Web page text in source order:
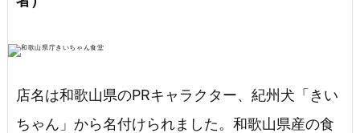
店名は和歌山県のPRキャラクター、紀州犬「きい
ちゃん」から名付けられました。和歌山県産の食